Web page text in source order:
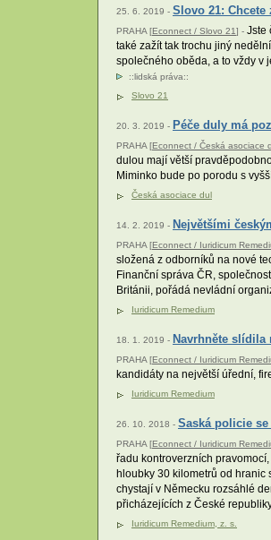
25. 6. 2019 - Slovo 21:
PRAHA [Econnect / Slovo 21] - Jste
také zažít tak trochu jiný
společného oběda, a to vždy v
::lidská práva::
Slovo 21
20. 3. 2019 - Péče duly má
PRAHA [Econnect / Česká asociace
dulou mají větší
Miminko bude po porodu s
Česká asociace dul
14. 2. 2019 - Největšími
PRAHA [Econnect / Iuridicum
složená z odborníků na nové
Finanční správa ČR,
Británii, pořádá nevládní
Iuridicum Remedium
18. 1. 2019 - Navrhněte slídila
PRAHA [Econnect / Iuridicum
kandidáty na největší úřední,
Iuridicum Remedium
26. 10. 2018 - Saská policie
PRAHA [Econnect / Iuridicum
řadu kontroverzních
hloubky 30 kilometrů od hranic
chystají v Německu rozsáhlé
přicházejících z České
Iuridicum Remedium, z. s.